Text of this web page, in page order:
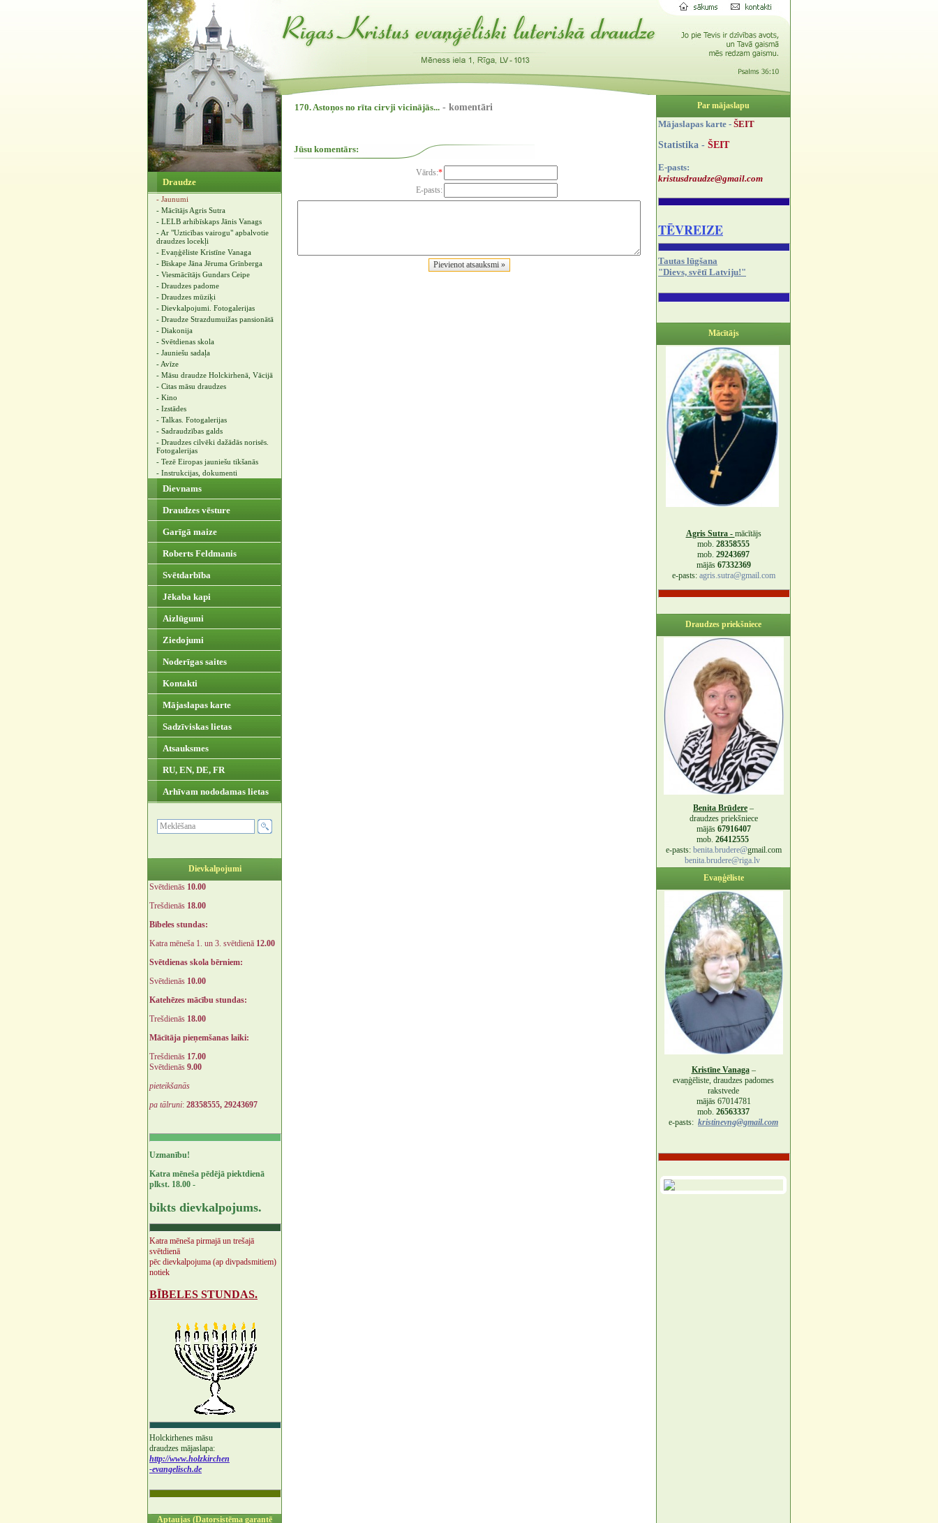
Draudze
- Jaunumi
- Mācītājs Agris Sutra
- LELB arhibīskaps Jānis Vanags
- Ar "Uzticības vairogu" apbalvotie
draudzes locekļi
- Evaņģēliste Kristīne Vanaga
- Bīskape Jāna Jēruma Grīnberga
- Viesmācītājs Gundars Ceipe
- Draudzes padome
- Draudzes mūziķi
- Dievkalpojumi. Fotogalerijas
- Draudze Strazdumuižas pansionātā
- Diakonija
- Svētdienas skola
- Jauniešu sadaļa
- Avīze
- Māsu draudze Holckirhenā, Vācijā
- Citas māsu draudzes
- Kino
- Izstādes
- Talkas. Fotogalerijas
- Sadraudzības galds
- Draudzes cilvēki dažādās norisēs.
Fotogalerijas
- Tezē Eiropas jauniešu tikšanās
- Instrukcijas, dokumenti
Dievnams
Draudzes vēsture
Garīgā maize
Roberts Feldmanis
Svētdarbība
Jēkaba kapi
Aizlūgumi
Ziedojumi
Noderīgas saites
Kontakti
Mājaslapas karte
Sadzīviskas lietas
Atsauksmes
RU, EN, DE, FR
Arhīvam nododamas lietas
Dievkalpojumi
Svētdienās 10.00
Trešdienās 18.00
Bībeles stundas:
Katra mēneša 1. un 3. svētdienā 12.00
Svētdienas skola bērniem:
Svētdienās 10.00
Katehēzes mācību stundas:
Trešdienās 18.00
Mācītāja pieņemšanas laiki:
Trešdienās 17.00
Svētdienās 9.00
pieteikšanās
pa tālruni: 28358555, 29243697
Uzmanību!
Katra mēneša pēdējā piektdienā
plkst. 18.00 -
bikts dievkalpojums.
Katra mēneša pirmajā un trešajā
svētdienā
pēc dievkalpojuma (ap divpadsmitiem)
notiek
BĪBELES STUNDAS.
Holckirhenes māsu
draudzes mājaslapa:
http://www.holzkirchen
-evangelisch.de
Aptaujas (Datorsistēma garantē
170. Astoņos no rīta cirvji vicinājās... - komentāri
Jūsu komentārs:
Vārds:*
E-pasts:
Par mājaslapu
Mājaslapas karte - ŠEIT
Statistika - ŠEIT
E-pasts:
kristusdraudze@gmail.com
TĒVREIZE
Tautas lūgšana
"Dievs, svētī Latviju!"
Mācītājs
Agris Sutra - mācītājs
mob. 28358555
mob. 29243697
mājās 67332369
e-pasts: agris.sutra@gmail.com
Draudzes priekšniece
Benita Brūdere –
draudzes priekšniece
mājās 67916407
mob. 26412555
e-pasts: benita.brudere@gmail.com
benita.brudere@riga.lv
Evaņģēliste
Kristīne Vanaga–
evaņģēliste, draudzes padomes
rakstvede
mājās 67014781
mob. 26563337
e-pasts: kristinevng@gmail.com